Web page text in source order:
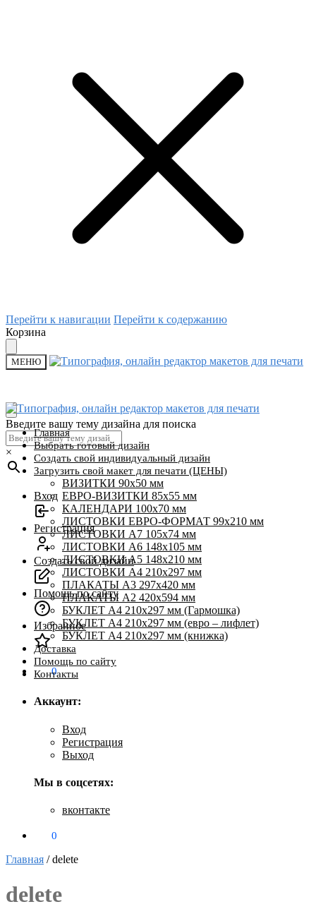
Перейти к навигации Перейти к содержанию
Корзина
МЕНЮ
Введите вашу тему дизайна для поиска
×
Вход
Регистрация
Создать свой дизайн
Помощь по сайту
Избранное
0₽ 0
Главная
Выбрать готовый дизайн
Создать свой индивидуальный дизайн
Загрузить свой макет для печати (ЦЕНЫ)
ВИЗИТКИ 90х50 мм
ЕВРО-ВИЗИТКИ 85х55 мм
КАЛЕНДАРИ 100х70 мм
ЛИСТОВКИ ЕВРО-ФОРМАТ 99х210 мм
ЛИСТОВКИ А7 105х74 мм
ЛИСТОВКИ А6 148х105 мм
ЛИСТОВКИ А5 148х210 мм
ЛИСТОВКИ А4 210х297 мм
ПЛАКАТЫ А3 297х420 мм
ПЛАКАТЫ А2 420х594 мм
БУКЛЕТ А4 210х297 мм (Гармошка)
БУКЛЕТ А4 210х297 мм (евро – лифлет)
БУКЛЕТ А4 210х297 мм (книжка)
Доставка
Помощь по сайту
Контакты
Аккаунт:
Вход
Регистрация
Выход
Мы в соцсетях:
вконтакте
0
Главная /delete
delete